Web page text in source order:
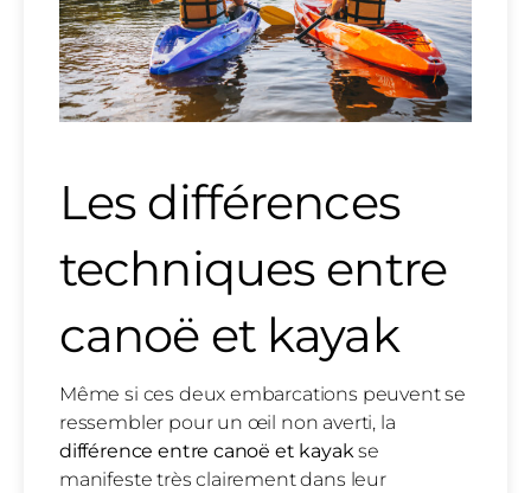
Les différences
techniques entre
canoë et kayak
Même si ces deux embarcations peuvent se
ressembler pour un œil non averti, la
différence entre canoë et kayakse
manifeste très clairement dans leur